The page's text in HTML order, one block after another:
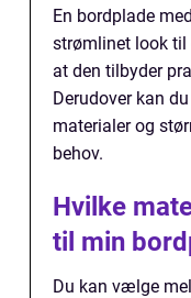
En bordplade
strømlinet look
at den tilbyder
Derudover kan
materialer og
behov.
Hvilke
til min
Du kan vælge